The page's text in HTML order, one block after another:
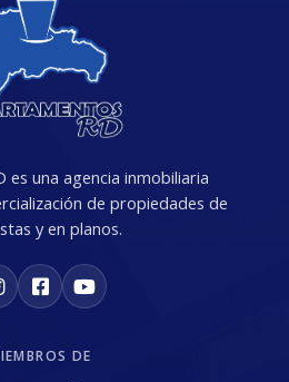
es una agencia inmobiliaria
de propiedades de
y en planos.
DE